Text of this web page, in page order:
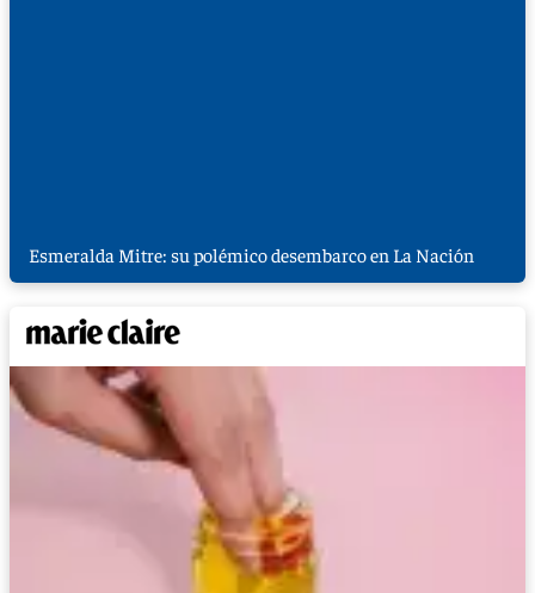
Esmeralda Mitre: su polémico desembarco en La Nación